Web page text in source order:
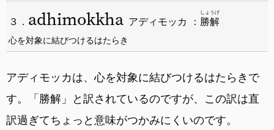
アディモッカ ： 勝解
しょうげ
３． adhimokkha
心を対象に結びつけるはたらき
アディモッカは、心を対象に結びつけるはたらきで
す。「勝解」と訳されているのですが、この訳は直
訳過ぎてちょっと意味がつかみにくいのです。